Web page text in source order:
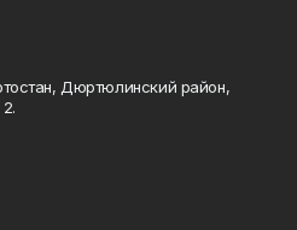
Дюртюлинский район,